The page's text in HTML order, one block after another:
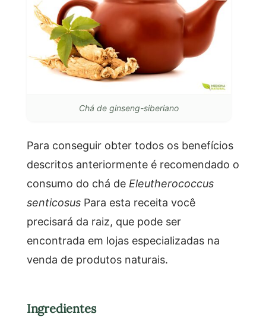
Chá de ginseng-siberiano
Para conseguir obter todos os benefícios
descritos anteriormente é recomendado o
consumo do chá de Eleutherococcus
senticosusPara esta receita você
precisará da raiz, que pode ser
encontrada em lojas especializadas na
venda de produtos naturais.
Ingredientes